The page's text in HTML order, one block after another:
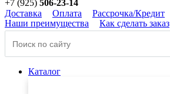
+7 (925) 506-23-14
Доставка
Оплата Рассрочка/Кредит
Наши преимущества
Как сделать заказ
Каталог